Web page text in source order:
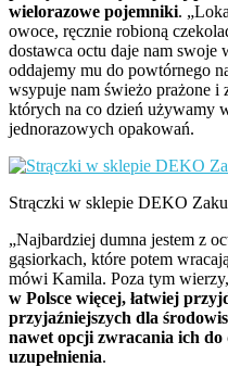
wielorazowe pojemniki.
owoce, ręcznie robioną
dostawca octu daje nam swoje
oddajemy mu do powtórnego
wsypuje nam świeżo prażone i
których na co dzień używamy
jednorazowych opakowań.
Strączki w sklepie DEKO
„Najbardziej dumna jestem z
gąsiorkach, które potem
mówi Kamila. Poza tym
w Polsce więcej, łatwiej
przyjaźniejszych dla
nawet opcji zwracania ich do
uzupełnienia.